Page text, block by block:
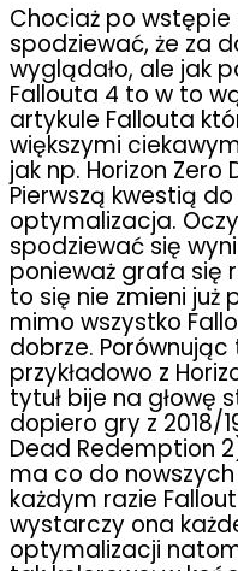
Chociaż po wstępie
spodziewać, że za
wyglądało, ale jak
Fallouta 4 to w to
artykule Fallouta
większymi
jak np. Horizon Zero
Pierwszą kwestią
optymalizacja.
spodziewać się
ponieważ grafa się
to się nie zmieni
mimo wszystko
dobrze.
przykładowo z
tytuł bije na głowę
dopiero gry z 2018/
Dead Redemption
ma co do
każdym razie
wystarczy ona
optymalizacji